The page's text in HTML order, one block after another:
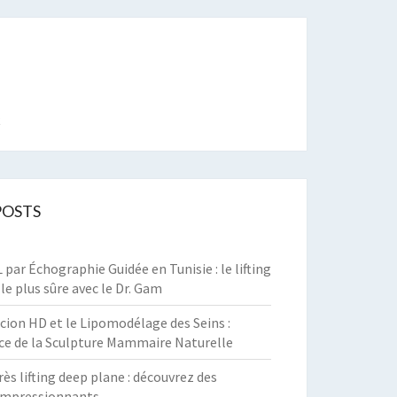
par Échographie Guidée en Tunisie : le lifting
plus sûre avec le Dr. Gam
HD et le Lipomodélage des Seins :
de la Sculpture Mammaire Naturelle
lifting deep plane : découvrez des